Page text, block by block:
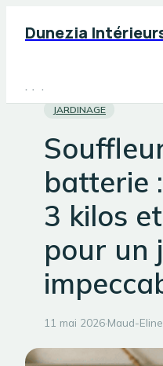
Dunezia
Maison
Jardinage
Bricolage
JARDINAGE
batterie
3 kilos
pour un
11 mai 2026·Maud-